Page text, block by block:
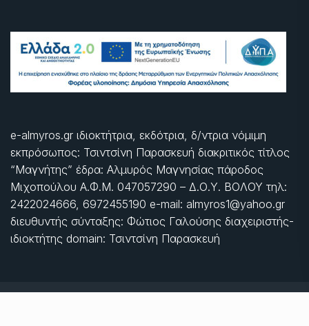
e-almyros.gr ιδιοκτήτρια, εκδότρια, δ/ντρια νόμιμη
εκπρόσωπος: Τσιντσίνη Παρασκευή διακριτικός τίτλος
“Μαγνήτης” έδρα: Αλμυρός Μαγνησίας πάροδος
Μιχοπούλου Α.Φ.Μ. 047057290 – Δ.Ο.Υ. ΒΟΛΟΥ τηλ:
2422024666, 6972455190 e-mail: almyros1@yahoo.gr
διευθυντής σύνταξης: Φώτιος Γαλούσης διαχειριστής-
ιδιοκτήτης domain: Τσιντσίνη Παρασκευή